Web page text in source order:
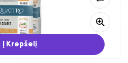
Į Krepšelį